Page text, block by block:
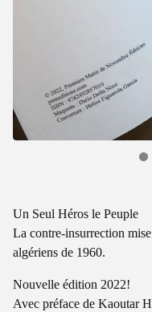
Un Seul Héros le Peuple
La contre-insurrection
algériens de 1960.
Nouvelle édition 2022!
Avec préface de Kaoutar